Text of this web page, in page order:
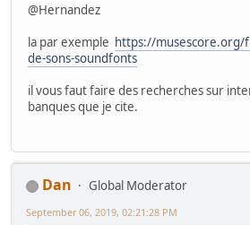
@Hernandez
la par exemple https://musescore.org/
de-sons-soundfonts
il vous faut faire des recherches sur
banques que je cite.
Dan
Global Moderator
September 06, 2019, 02:21:28 PM